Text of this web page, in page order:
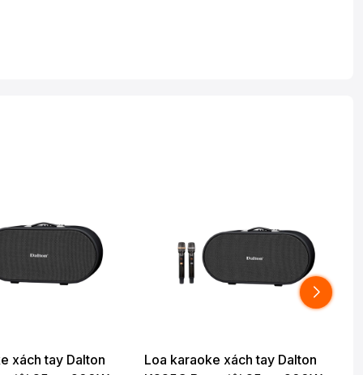
xách tay Dalton
Loa karaoke xách tay Dalton